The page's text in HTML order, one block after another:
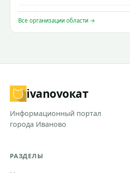
Все организации области →
ivanovoкат
Информационный портал
города Иваново
РАЗДЕЛЫ